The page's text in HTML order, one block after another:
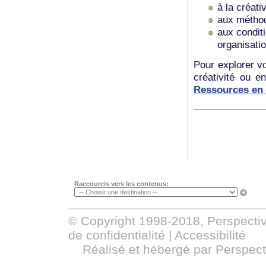
à la
aux
aux
Pour explorer
créativité ou
Ressources
Raccourcis vers les contenus:
© Copyright 1998-2018,
de confidentialité | Accessibilité
Réalisé et hébergé par